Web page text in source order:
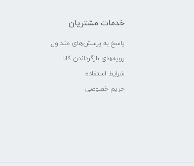
خدمات مشتریان
پاسخ به پرسش‌های متداول
رویه‌های بازگرداندن کالا
شرایط استفاده
حریم خصوصی